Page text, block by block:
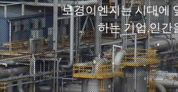
걷어
보경이엔지는 시대에
하는 기업,인간